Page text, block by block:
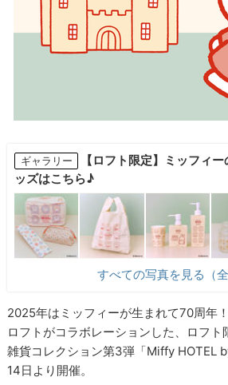
ギャラリー
【ロフト限定】ミッフィ
ッズはこちら♪
すべての写真を見る（全
2025年はミッフィーが生まれて70周年
ロフトがコラボレーションした、ロフ
雑貨コレクション第3弾「Miffy HOTEL
14日より開催。